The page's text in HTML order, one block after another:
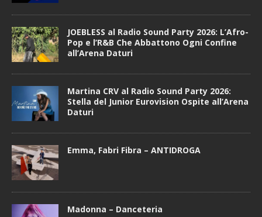
JOEBLESS al Radio Sound Party 2026: L’Afro-
Pop e l’R&B Che Abbattono Ogni Confine
all’Arena Daturi
Martina CRV al Radio Sound Party 2026:
Stella del Junior Eurovision Ospite all’Arena
Daturi
Emma, Fabri Fibra – ANTIDROGA
Madonna – Danceteria